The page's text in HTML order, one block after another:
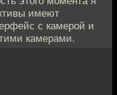
имеют
с камерой и
камерами.